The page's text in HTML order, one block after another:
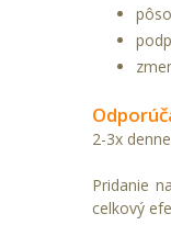
2-3x
Pridanie
celkový